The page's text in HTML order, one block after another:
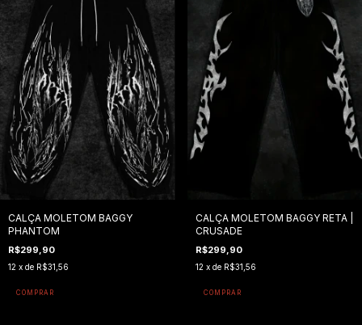
CALÇA MOLETOM BAGGY
PHANTOM
R$299,90
12 x de R$31,56
COMPRAR
CALÇA MOLETOM BAGGY RETA |
CRUSADE
R$299,90
12 x de R$31,56
COMPRAR